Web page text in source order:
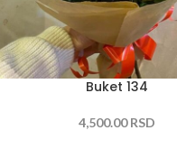
Buket 134
4,500.00RSD